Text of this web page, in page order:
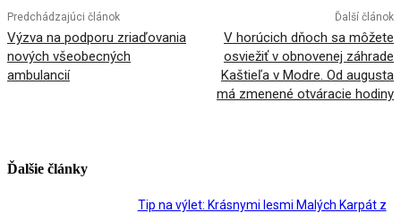
Predchádzajúci článok
Výzva na podporu zriaďovania
nových všeobecných
ambulancií
Ďalší článok
V horúcich dňoch sa môžete
osviežiť v obnovenej záhrade
Kaštieľa v Modre. Od augusta
má zmenené otváracie hodiny
Ďalšie články
Tip na výlet: Krásnymi lesmi Malých Karpát z